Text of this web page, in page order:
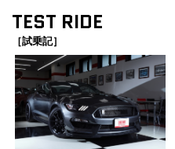
TEST RIDE
［試乗記］